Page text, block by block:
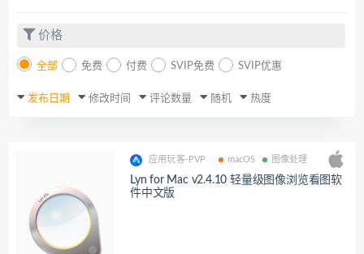
价格
全部 免费 付费 SVIP免费 SVIP优惠
发布日期 修改时间 评论数量 随机 热度
应用玩客-PVP macOS 图像处理
Lyn for Mac v2.4.10 轻量级图像浏览看图软
件中文版